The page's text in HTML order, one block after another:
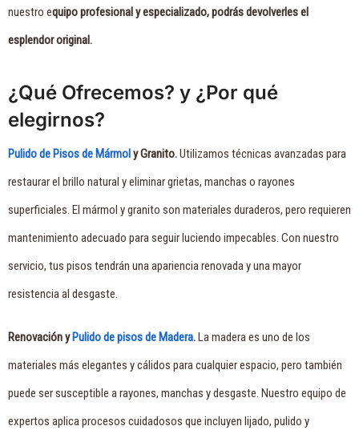
nuestro equipo profesional y especializado, podrás devolverles el
esplendor original.
¿Qué Ofrecemos? y ¿Por qué
elegirnos?
Pulido de Pisos de Mármoly Granito.Utilizamos técnicas avanzadas para
restaurar el brillo natural y eliminar grietas, manchas o rayones
superficiales. El mármol y granito son materiales duraderos, pero requieren
mantenimiento adecuado para seguir luciendo impecables. Con nuestro
servicio, tus pisos tendrán una apariencia renovada y una mayor
resistencia al desgaste.
Renovación yPulido de pisos de Madera.La madera es uno de los
materiales más elegantes y cálidos para cualquier espacio, pero también
puede ser susceptible a rayones, manchas y desgaste. Nuestro equipo de
expertos aplica procesos cuidadosos que incluyen lijado, pulido y